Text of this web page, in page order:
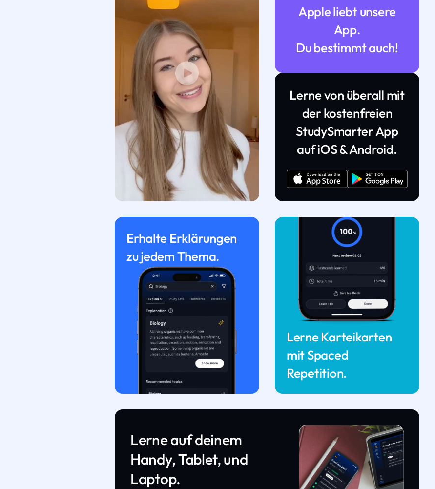
Apple liebt unsere
App.
Du bestimmt auch!
Lerne von überall mit
der kostenfreien
StudySmarter App
auf iOS & Android.
Erhalte Erklärungen
zu jedem Thema.
Lerne Karteikarten
mit Spaced
Repetition.
Lerne auf deinem
Handy, Tablet, und
Laptop.